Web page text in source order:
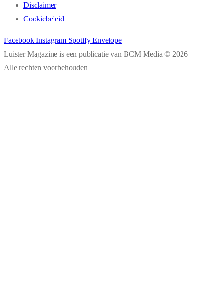
Disclaimer
Cookiebeleid
Facebook Instagram Spotify Envelope
Luister Magazine is een publicatie van BCM Media © 2026
Alle rechten voorbehouden